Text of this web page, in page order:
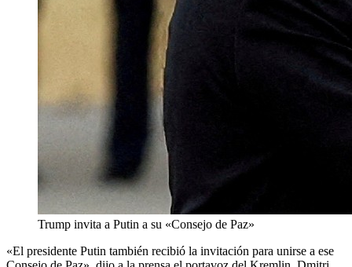
Trump invita a Putin a su «Consejo de Paz»
«El presidente Putin también recibió la invitación para unirse a ese